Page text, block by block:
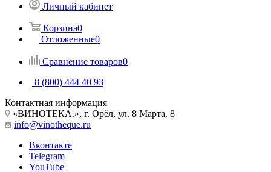
Личный кабинет
Корзина0
Отложенные0
Сравнение товаров0
8 (800) 444 40 93
Контактная информация
«ВИНОТЕКА.», г. Орёл, ул. 8 Марта, 8
info@vinotheque.ru
Вконтакте
Telegram
YouTube